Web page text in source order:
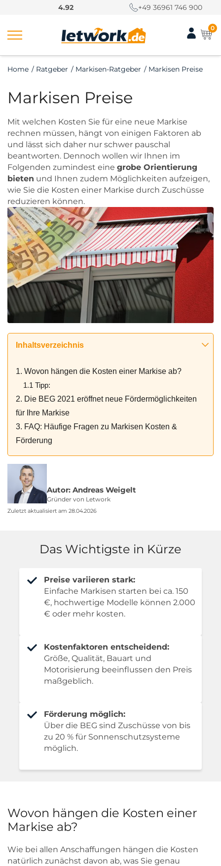
4.92 +49 36961 746 900
0
Home / Ratgeber / Markisen-Ratgeber / Markisen Preise
Markisen Preise
Mit welchen Kosten Sie für eine neue Markise
rechnen müssen, hängt von einigen Faktoren ab
und lässt sich daher nur schwer pauschal
beantworten. Dennoch wollen wir Ihnen im
Folgenden zumindest eine grobe Orientierung
bieten und Ihnen zudem Möglichkeiten aufzeigen,
wie Sie die Kosten einer Markise durch Zuschüsse
reduzieren können.
Inhaltsverzeichnis
1. Wovon hängen die Kosten einer Markise ab?
1.1 Tipp:
2. Die BEG 2021 eröffnet neue Fördermöglichkeiten
für Ihre Markise
3. FAQ: Häufige Fragen zu Markisen Kosten &
Förderung
Autor: Andreas Weigelt
Gründer von Letwork
Zuletzt aktualisiert am 28.04.2026
Das Wichtigste in Kürze
Preise variieren stark:
Einfache Markisen starten bei ca. 150
€, hochwertige Modelle können 2.000
€ oder mehr kosten.
Kostenfaktoren entscheidend:
Größe, Qualität, Bauart und
Motorisierung beeinflussen den Preis
maßgeblich.
Förderung möglich:
Über die BEG sind Zuschüsse von bis
zu 20 % für Sonnenschutzsysteme
möglich.
Wovon hängen die Kosten einer
Markise ab?
Wie bei allen Anschaffungen hängen die Kosten
natürlich zunächst davon ab, was Sie genau